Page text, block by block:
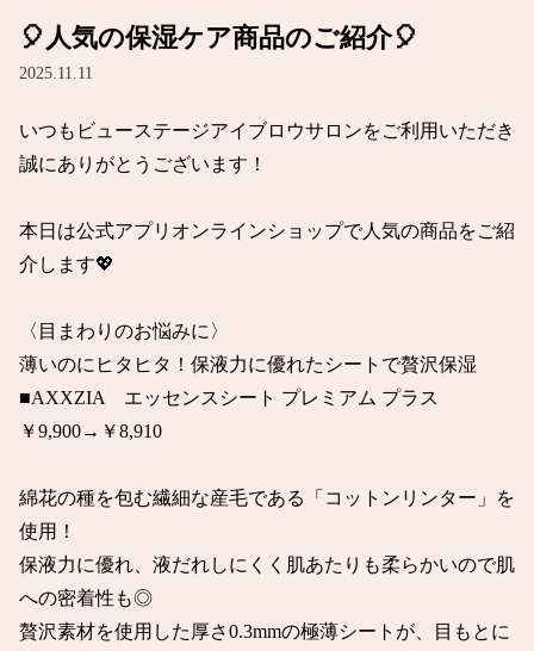
🎈人気の保湿ケア商品のご紹介🎈
2025.11.11
いつもビューステージアイブロウサロンをご利用いただき
誠にありがとうございます！
本日は公式アプリオンラインショップで人気の商品をご紹
介します💖
〈目まわりのお悩みに〉
薄いのにヒタヒタ！保液力に優れたシートで贅沢保湿
■AXXZIA　エッセンスシート プレミアム プラス
￥9,900→￥8,910
綿花の種を包む繊細な産毛である「コットンリンター」を
使用！
保液力に優れ、液だれしにくく肌あたりも柔らかいので肌
への密着性も◎
贅沢素材を使用した厚さ0.3mmの極薄シートが、目もとに